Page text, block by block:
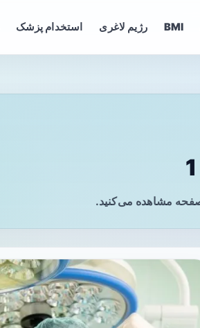
BMI رژیم لاغری استخدام پزشک